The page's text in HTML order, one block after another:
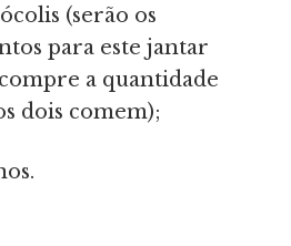
(serão os
para este jantar
a quantidade
dois comem);